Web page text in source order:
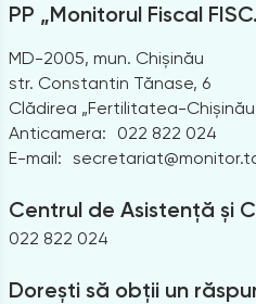
PP „Monitorul Fiscal
MD-2005, mun. Chișinău
str. Constantin Tănase, 6
Clădirea „Fertilitatea-
Anticamera:
022 822 024
E-mail:
Centrul de Asistență și
022 822 024
Dorești să obții un